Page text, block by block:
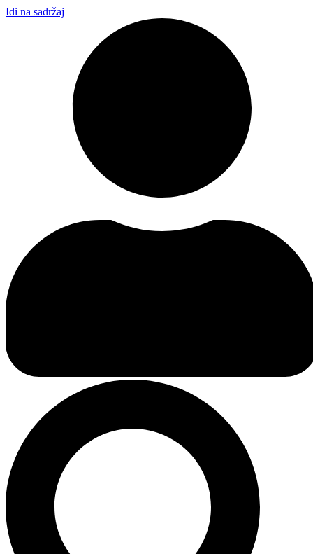
Idi na sadržaj